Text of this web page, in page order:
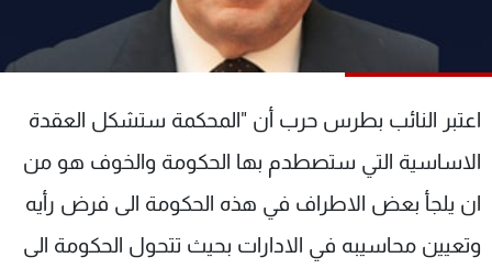
اعتبر النائب بطرس حرب أن "المحكمة ستشكل العقدة
الاساسية التي ستصطدم بها الحكومة والخوف هو من
ان يلجأ بعض الاطراف في هذه الحكومة الى فرض رأيه
وتعيين محاسيبه في الادارات بحيث تتحول الحكومة الى
الترددات
الإنـتـاج
لاعلاناتكم
تواصل معنا
شروط الإسـتخدام
سياسة الخصوصية